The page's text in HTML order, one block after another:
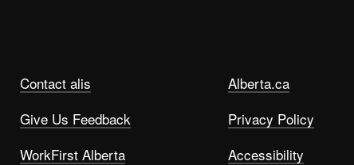
Contact alis
Give Us Feedback
WorkFirst Alberta
Alberta.ca
Privacy Policy
Accessibility